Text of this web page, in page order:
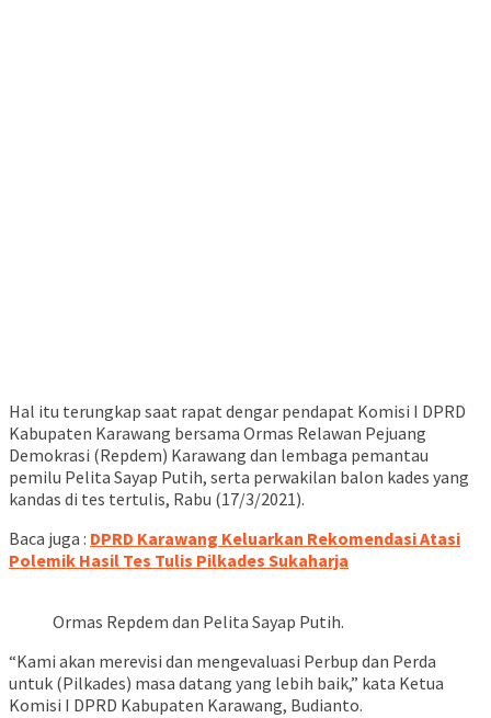
Hal itu terungkap saat rapat dengar pendapat Komisi I DPRD
Kabupaten Karawang bersama Ormas Relawan Pejuang
Demokrasi (Repdem) Karawang dan lembaga pemantau
pemilu Pelita Sayap Putih, serta perwakilan balon kades yang
kandas di tes tertulis, Rabu (17/3/2021).
Baca juga : DPRD Karawang Keluarkan Rekomendasi Atasi
Polemik Hasil Tes Tulis Pilkades Sukaharja
Ormas Repdem dan Pelita Sayap Putih.
“Kami akan merevisi dan mengevaluasi Perbup dan Perda
untuk (Pilkades) masa datang yang lebih baik,” kata Ketua
Komisi I DPRD Kabupaten Karawang, Budianto.